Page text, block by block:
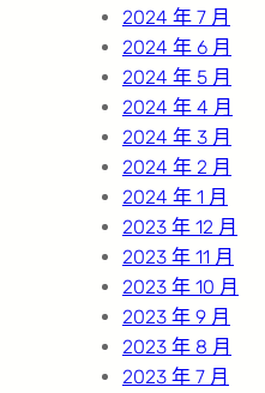
2024 年 7 月
2024 年 6 月
2024 年 5 月
2024 年 4 月
2024 年 3 月
2024 年 2 月
2024 年 1 月
2023 年 12 月
2023 年 11 月
2023 年 10 月
2023 年 9 月
2023 年 8 月
2023 年 7 月